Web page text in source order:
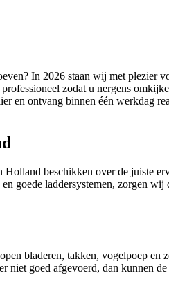
In 2026 staan wij met plezier
zodat u nergens
en ontvang binnen één werkdag
Holland beschikken over de juiste
goede laddersystemen, zorgen
bladeren, takken, vogelpoep en
niet goed afgevoerd, dan kunnen